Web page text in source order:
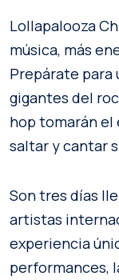
Lollapalooza
música, más
Prepárate para
gigantes del
hop tomarán el
saltar y cantar
Son tres días
artistas
experiencia
performances,